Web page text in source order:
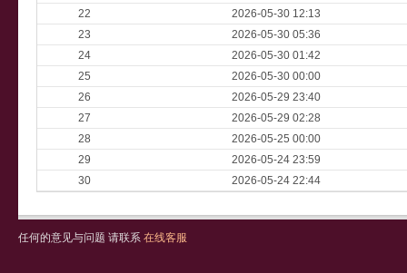
22
2026-05-30 12:13
23
2026-05-30 05:36
24
2026-05-30 01:42
25
2026-05-30 00:00
26
2026-05-29 23:40
27
2026-05-29 02:28
28
2026-05-25 00:00
29
2026-05-24 23:59
30
2026-05-24 22:44
任何的意见与问题 请联系 在线客服